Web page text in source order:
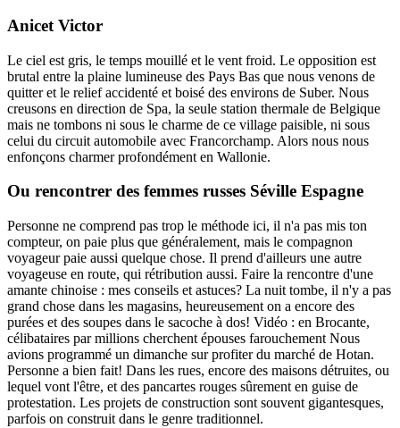
Anicet Victor
Le ciel est gris, le temps mouillé et le vent froid. Le opposition est
brutal entre la plaine lumineuse des Pays Bas que nous venons de
quitter et le relief accidenté et boisé des environs de Suber. Nous
creusons en direction de Spa, la seule station thermale de Belgique
mais ne tombons ni sous le charme de ce village paisible, ni sous
celui du circuit automobile avec Francorchamp. Alors nous nous
enfonçons charmer profondément en Wallonie.
Ou rencontrer des femmes russes Séville Espagne
Personne ne comprend pas trop le méthode ici, il n'a pas mis ton
compteur, on paie plus que généralement, mais le compagnon
voyageur paie aussi quelque chose. Il prend d'ailleurs une autre
voyageuse en route, qui rétribution aussi. Faire la rencontre d'une
amante chinoise : mes conseils et astuces? La nuit tombe, il n'y a pas
grand chose dans les magasins, heureusement on a encore des
purées et des soupes dans le sacoche à dos! Vidéo : en Brocante,
célibataires par millions cherchent épouses farouchement Nous
avions programmé un dimanche sur profiter du marché de Hotan.
Personne a bien fait! Dans les rues, encore des maisons détruites, ou
lequel vont l'être, et des pancartes rouges sûrement en guise de
protestation. Les projets de construction sont souvent gigantesques,
parfois on construit dans le genre traditionnel.